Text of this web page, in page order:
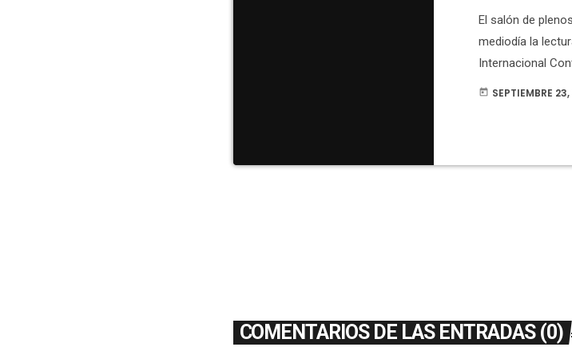
El salón de
mediodía la
Internacional
Mujeres y
hacer la lectura.
today SEPTIEMBRE
COMENTARIOS DE LAS ENTRADAS (0)